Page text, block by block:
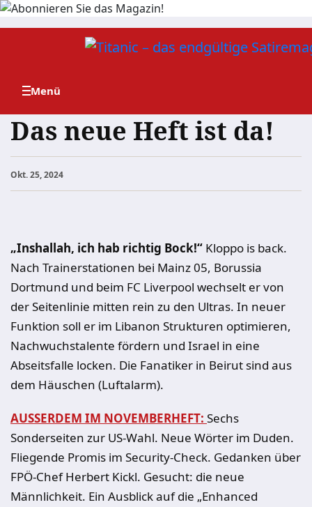
Zum
Das neue Heft ist da!
Okt. 25, 2024
„Inshallah, ich hab richtig Bock!“ Kloppo is back.
Nach Trainerstationen bei Mainz 05, Borussia
Dortmund und beim FC Liverpool wechselt er von
der Seitenlinie mitten rein zu den Ultras. In neuer
Funktion soll er im Libanon Strukturen optimieren,
Nachwuchstalente fördern und Israel in eine
Abseitsfalle locken. Die Fanatiker in Beirut sind aus
dem Häuschen (Luftalarm).
AUSSERDEM IM NOVEMBERHEFT: Sechs
Sonderseiten zur US-Wahl. Neue Wörter im Duden.
Fliegende Promis im Security-Check. Gedanken über
FPÖ-Chef Herbert Kickl. Gesucht: die neue
Männlichkeit. Ein Ausblick auf die „Enhanced